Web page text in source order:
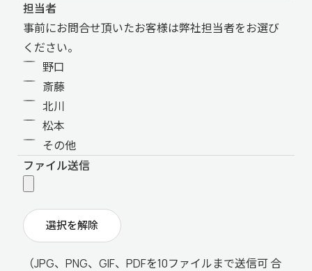
担当者
事前にお問合せ頂いたお客様は弊社担当者をお選び
ください。
野口
斎藤
北川
松本
その他
ファイル送信
選択を解除
（JPG、PNG、GIF、PDFを10ファイルまで送信可 合